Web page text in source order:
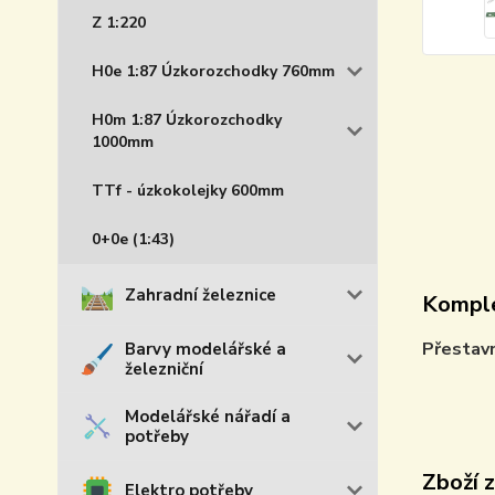
Z 1:220
H0e 1:87 Úzkorozchodky 760mm
H0m 1:87 Úzkorozchodky
1000mm
TTf - úzkokolejky 600mm
0+0e (1:43)
Zahradní železnice
Barvy modelářské a
železniční
Modelářské nářadí a
potřeby
Elektro potřeby Zboží